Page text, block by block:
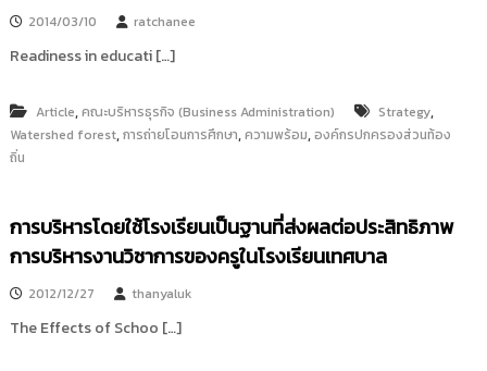
2014/03/10 ratchanee
Readiness in educati […]
Article,คณะบริหารธุรกิจ (Business Administration) Strategy,
Watershed forest,การถ่ายโอนการศึกษา,ความพร้อม,องค์กรปกครองส่วนท้อง
ถิ่น
การบริหารโดยใช้โรงเรียนเป็นฐานที่ส่งผลต่อประสิทธิภาพ
การบริหารงานวิชาการของครูในโรงเรียนเทศบาล
2012/12/27 thanyaluk
The Effects of Schoo […]